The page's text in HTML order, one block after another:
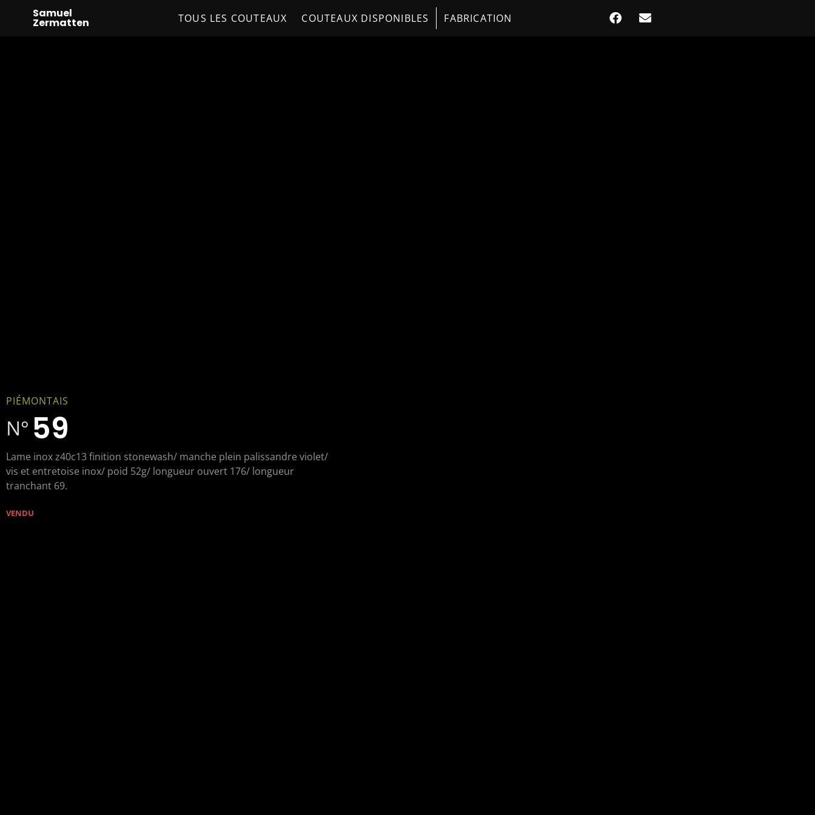
Samuel
Zermatten TOUS LES COUTEAUX COUTEAUX DISPONIBLES FABRICATION
PIÉMONTAIS
N° 59
Lame inox z40c13 finition stonewash/ manche plein palissandre violet/
vis et entretoise inox/ poid 52g/ longueur ouvert 176/ longueur
tranchant 69.
VENDU